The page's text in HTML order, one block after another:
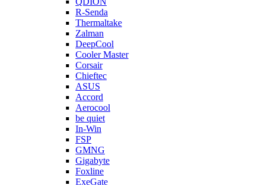
R-Senda
Thermaltake
Zalman
DeepCool
Cooler Master
Corsair
Chieftec
ASUS
Accord
Aerocool
be quiet
In-Win
FSP
GMNG
Gigabyte
Foxline
ExeGate